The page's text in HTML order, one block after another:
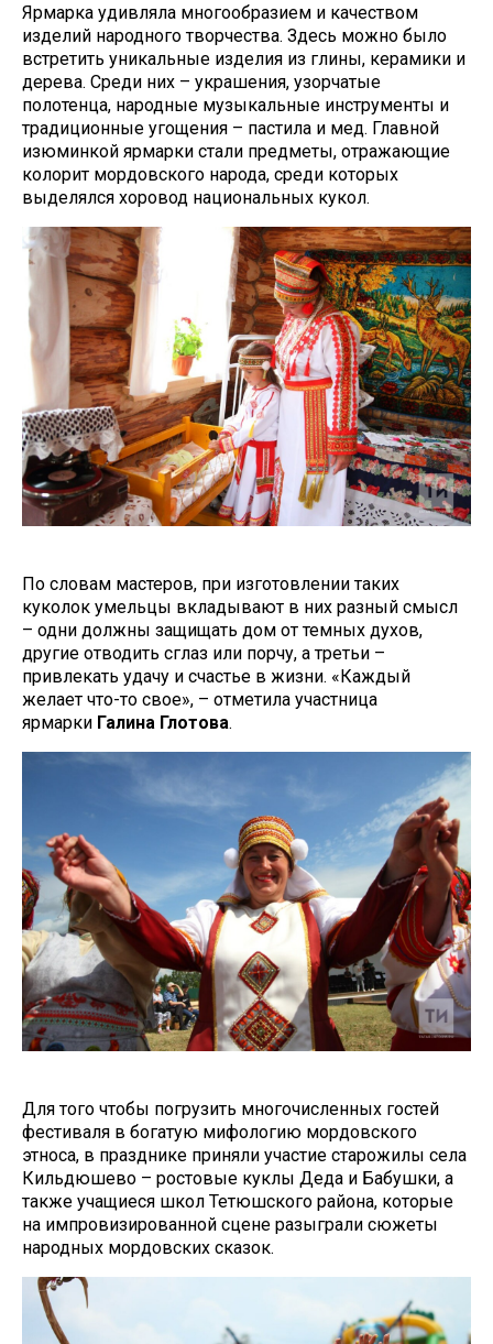
Ярмарка удивляла многообразием и качеством
изделий народного творчества. Здесь можно было
встретить уникальные изделия из глины, керамики и
дерева. Среди них – украшения, узорчатые
полотенца, народные музыкальные инструменты и
традиционные угощения – пастила и мед. Главной
изюминкой ярмарки стали предметы, отражающие
колорит мордовского народа, среди которых
выделялся хоровод национальных кукол.
По словам мастеров, при изготовлении таких
куколок умельцы вкладывают в них разный смысл
– одни должны защищать дом от темных духов,
другие отводить сглаз или порчу, а третьи –
привлекать удачу и счастье в жизни. «Каждый
желает что-то свое», – отметила участница
ярмарки Галина Глотова.
Для того чтобы погрузить многочисленных гостей
фестиваля в богатую мифологию мордовского
этноса, в празднике приняли участие старожилы села
Кильдюшево – ростовые куклы Деда и Бабушки, а
также учащиеся школ Тетюшского района, которые
на импровизированной сцене разыграли сюжеты
народных мордовских сказок.